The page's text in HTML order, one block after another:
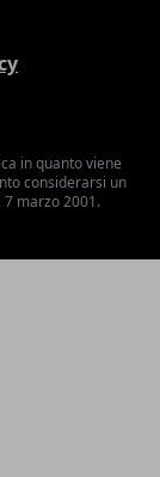
in quanto viene
considerarsi un
marzo 2001.